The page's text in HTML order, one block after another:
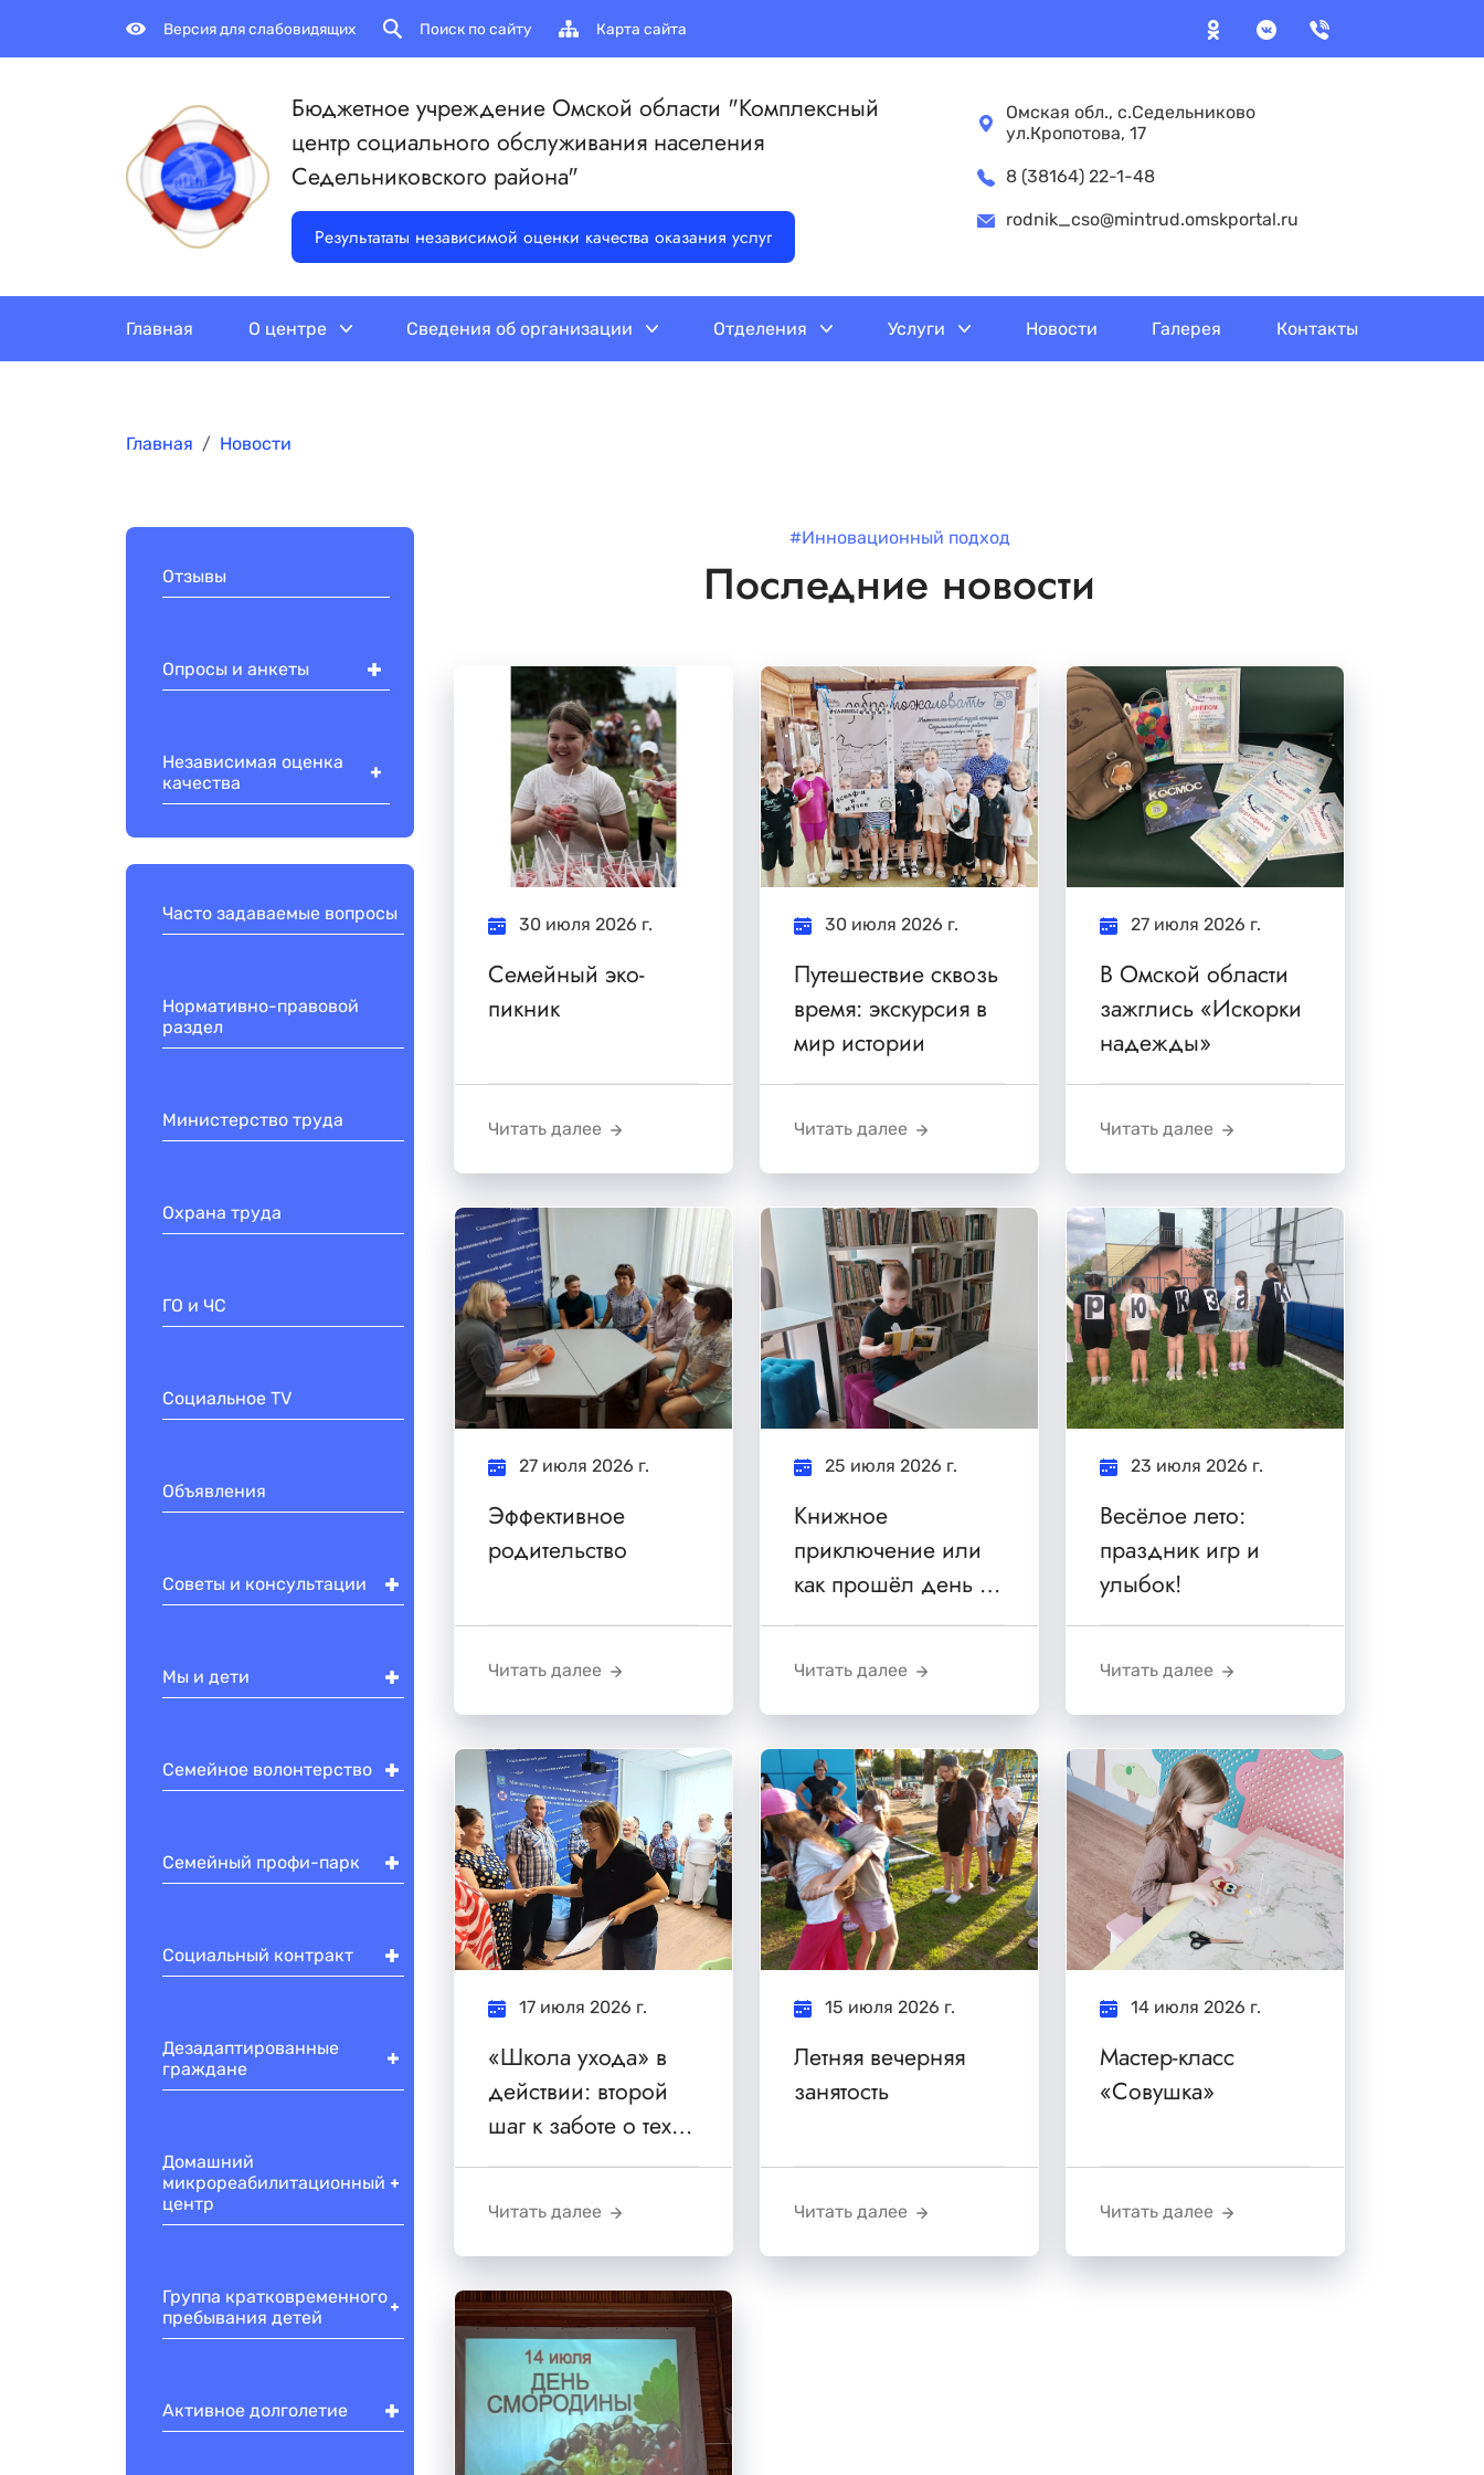
Версия для слабовидящих Поиск по сайту Карта сайта
Бюджетное учреждение Омской области "Комплексный
центр социального обслуживания населения
Седельниковского района"
Результататы независимой оценки качества оказания услуг
Омская обл., с.Седельниково
ул.Кропотова, 17
8 (38164) 22-1-48
rodnik_cso@mintrud.omskportal.ru
Главная О центре Сведения об организации Отделения Услуги Новости Галерея Контакты
Главная Новости
Отзывы
Опросы и анкеты
Независимая оценка
качества
Часто задаваемые вопросы
Нормативно-правовой
раздел
Министерство труда
Охрана труда
ГО и ЧС
Социальное TV
Объявления
Советы и консультации
Мы и дети
Семейное волонтерство
Семейный профи-парк
Социальный контракт
Дезадаптированные
граждане
Домашний
микрореабилитационный
центр
Группа кратковременного
пребывания детей
Активное долголетие
#Инновационный подход
Последние новости
30 июля 2026 г.
Семейный эко-
пикник
Читать далее
30 июля 2026 г.
Путешествие сквозь
время: экскурсия в
мир истории
Читать далее
27 июля 2026 г.
В Омской области
зажглись «Искорки
надежды»
Читать далее
27 июля 2026 г.
Эффективное
родительство
Читать далее
25 июля 2026 г.
Книжное
приключение или
как прошёл день в
библиотеке
Читать далее
23 июля 2026 г.
Весёлое лето:
праздник игр и
улыбок!
Читать далее
17 июля 2026 г.
«Школа ухода» в
действии: второй
шаг к заботе о тех,
кто заботится
Читать далее
15 июля 2026 г.
Летняя вечерняя
занятость
Читать далее
14 июля 2026 г.
Мастер-класс
«Совушка»
Читать далее